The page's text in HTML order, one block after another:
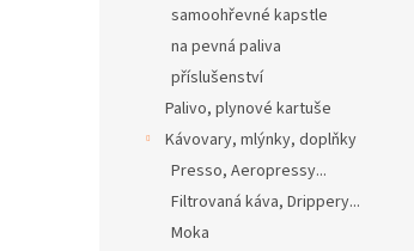
samoohřevné kapstle
na pevná paliva
příslušenství
Palivo, plynové kartuše
Kávovary, mlýnky, doplňky
Presso, Aeropressy...
Filtrovaná káva, Drippery...
Moka